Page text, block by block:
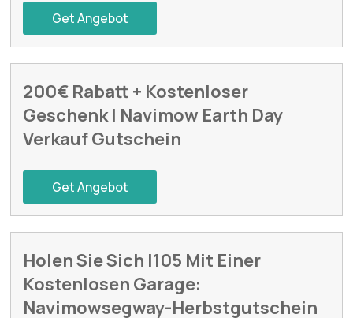
Get Angebot
200€ Rabatt + Kostenloser
Geschenk | Navimow Earth Day
Verkauf Gutschein
Get Angebot
Holen Sie Sich I105 Mit Einer
Kostenlosen Garage:
Navimowsegway-Herbstgutschein